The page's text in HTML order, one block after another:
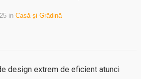
in Casă și Grădină
design extrem de eficient atunci